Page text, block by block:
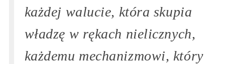
każdej walucie, która skupia
władzę w rękach nielicznych,
każdemu mechanizmowi, który